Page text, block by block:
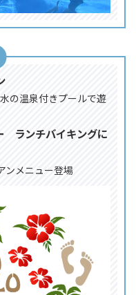
の温泉付きプールで遊
ランチバイキングに
ンメニュー登場